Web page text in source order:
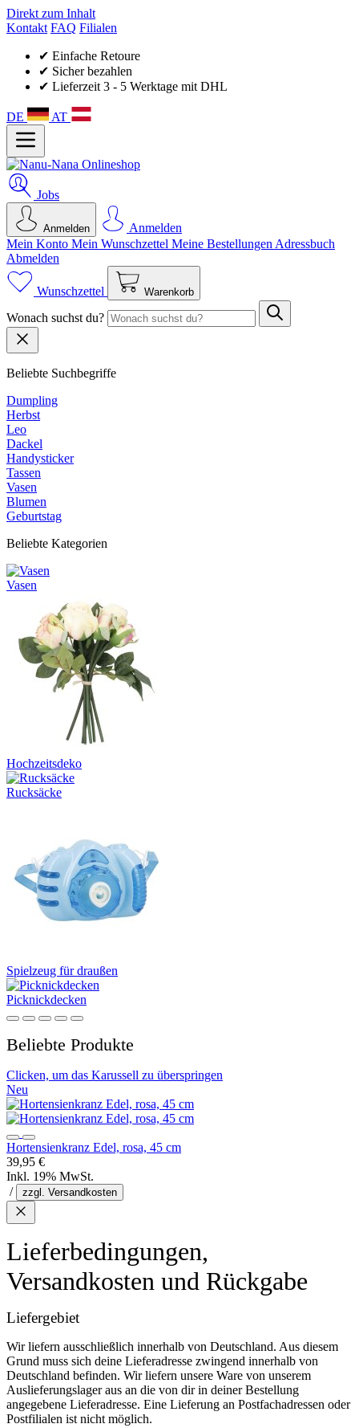
Direkt zum Inhalt
Kontakt FAQ Filialen
✔ Einfache Retoure
✔ Sicher bezahlen
✔ Lieferzeit 3 - 5 Werktage mit DHL
DE AT
Jobs
Anmelden
Anmelden
Mein Konto Mein Wunsch­zettel Meine Bestellungen Adressbuch
Abmelden
Wunschzettel Warenkorb
Wonach suchst du?
Beliebte Suchbegriffe
Dumpling
Herbst
Leo
Dackel
Handysticker
Tassen
Vasen
Blumen
Geburtstag
Beliebte Kategorien
Vasen
Hochzeitsdeko
Rucksäcke
Spielzeug für draußen
Picknickdecken
Beliebte Produkte
Clicken, um das Karussell zu überspringen
Neu
Hortensienkranz Edel, rosa, 45 cm
39,95 €
Inkl. 19% MwSt.
/
zzgl. Versandkosten
Lieferbedingungen,
Versandkosten und Rückgabe
Liefergebiet
Wir liefern ausschließlich innerhalb von Deutschland. Aus diesem
Grund muss sich deine Lieferadresse zwingend innerhalb von
Deutschland befinden. Wir liefern unsere Ware von unserem
Auslieferungslager aus an die von dir in deiner Bestellung
angegebene Lieferadresse. Eine Lieferung an Postfachadressen oder
Postfilialen ist nicht möglich.